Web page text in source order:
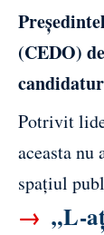
(CEDO)
Potrivit
aceasta
spațiul
→ „L-